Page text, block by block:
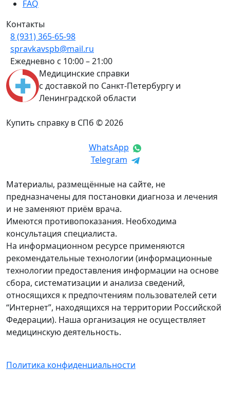
Медицинские справки
с доставкой по Санкт-Петербургу и
Ленинградской области
Купить справку в СПб © 2026
WhatsApp
Telegram
FAQ
Контакты
8 (931) 365-65-98
spravkavspb@mail.ru
Ежедневно с 10:00 – 21:00
Материалы, размещённые на сайте, не
предназначены для постановки диагноза и лечения
и не заменяют приём врача.
Имеются противопоказания. Необходима
консультация специалиста.
На информационном ресурсе применяются
рекомендательные технологии (информационные
технологии предоставления информации на основе
сбора, систематизации и анализа сведений,
относящихся к предпочтениям пользователей сети
“Интернет”, находящихся на территории Российской
Федерации). Наша организация не осуществляет
медицинскую деятельность.
Политика конфиденциальности